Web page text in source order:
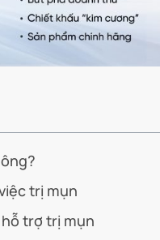
trị mụn
trợ trị mụn